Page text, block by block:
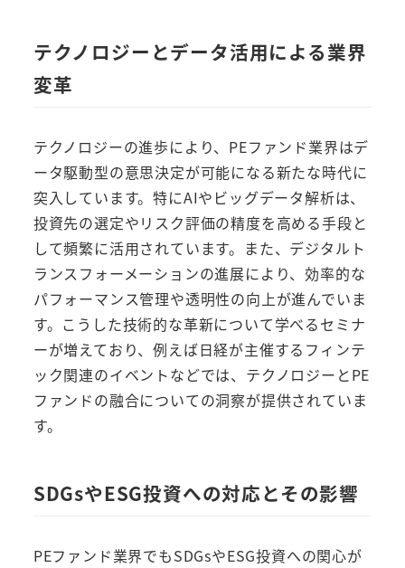
テクノロジーとデータ活用による業界
変革
テクノロジーの進歩により、PEファンド業界はデ
ータ駆動型の意思決定が可能になる新たな時代に
突入しています。特にAIやビッグデータ解析は、
投資先の選定やリスク評価の精度を高める手段と
して頻繁に活用されています。また、デジタルト
ランスフォーメーションの進展により、効率的な
パフォーマンス管理や透明性の向上が進んでいま
す。こうした技術的な革新について学べるセミナ
ーが増えており、例えば日経が主催するフィンテ
ック関連のイベントなどでは、テクノロジーとPE
ファンドの融合についての洞察が提供されていま
す。
SDGsやESG投資への対応とその影響
PEファンド業界でもSDGsやESG投資への関心が